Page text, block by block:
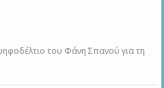
του Φάνη Σπανού για τη